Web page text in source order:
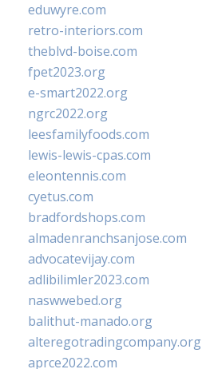
eduwyre.com
retro-interiors.com
theblvd-boise.com
fpet2023.org
e-smart2022.org
ngrc2022.org
leesfamilyfoods.com
lewis-lewis-cpas.com
eleontennis.com
cyetus.com
bradfordshops.com
almadenranchsanjose.com
advocatevijay.com
adlibilimler2023.com
naswwebed.org
balithut-manado.org
alteregotradingcompany.org
aprce2022.com